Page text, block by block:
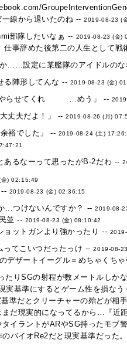
一線から退いたのね --2019-08-23 (
部隊したいなぁ -- 2019-08-23 (金)
仕事辞めた後第二の人生として
……設定に某艦隊のアイドルの
る陣形してんな -- 2019-08-23 (金)
やらせてくれ …めう」 --
丈夫だよ！」 --2019-08-26 (月)
裕でした」 -- 2019-08-24 (土)
あるなーって思ったがB-2だわ --
) 02:15:49
2019-08-23 (金) 02:36:15
...つけないんですか？ --2019-08-
並 -- 2019-08-23 (金) 08:10:42
ョットガンより強かったり --
ってこいつだったっけ --2019-08-
デザートイーグル＝めちゃくち
たりSGの射程が数メートルしか
実基準にするとゲーム性を損な
準だとクリーチャーの殆どが相
まだ現実的になってるから…『近
タイラントがARやSG持ったモ
のバイオRe2だと現実基準だった